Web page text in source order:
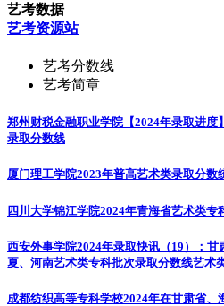
艺考数据
艺考资源站
艺考分数线
艺考简章
郑州财税金融职业学院【2024年录取进度
录取分数线
厦门理工学院2023年普高艺术类录取分数
四川大学锦江学院2024年青海省艺术类专
西安外事学院2024年录取快讯（19）：
夏、河南艺术类专科批次录取分数线艺术
成都纺织高等专科学校2024年在甘肃省